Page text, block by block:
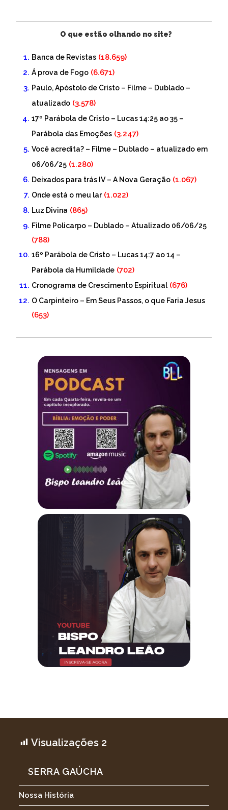
O que estão olhando no site?
Banca de Revistas (18.659)
Á prova de Fogo (6.671)
Paulo, Apóstolo de Cristo – Filme – Dublado –
atualizado (3.578)
17º Parábola de Cristo – Lucas 14:25 ao 35 –
Parábola das Emoções (3.247)
Você acredita? – Filme – Dublado – atualizado em
06/06/25 (1.280)
Deixados para trás IV – A Nova Geração (1.067)
Onde está o meu lar (1.022)
Luz Divina (865)
Filme Policarpo – Dublado – Atualizado 06/06/25
(788)
16º Parábola de Cristo – Lucas 14:7 ao 14 –
Parábola da Humildade (702)
Cronograma de Crescimento Espiritual (676)
O Carpinteiro – Em Seus Passos, o que Faria Jesus
(653)
Visualizações 2
SERRA GAÚCHA
Nossa História